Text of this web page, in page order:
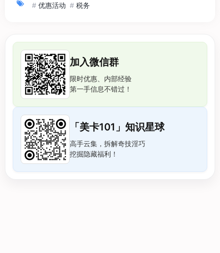
# 优惠活动 # 税务
加入微信群
限时优惠、内部经验
第一手信息不错过！
「美卡101」知识星球
高手云集，拆解奇技淫巧
挖掘隐藏福利！